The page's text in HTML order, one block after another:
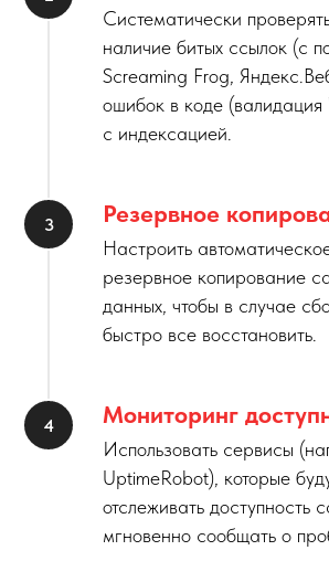
Систематически
наличие битых ссылок (с
Screaming Frog,
ошибок в коде
с индексацией.
Резервное
Настроить
резервное копирование
данных, чтобы в случае
быстро все восстановить.
Мониторинг
Использовать сервисы
UptimeRobot), которые
отслеживать доступность
мгновенно сообщать о